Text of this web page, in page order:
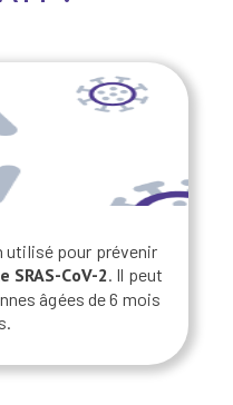
utilisé pour prévenir
SRAS-CoV-2. Il peut
âgées de 6 mois